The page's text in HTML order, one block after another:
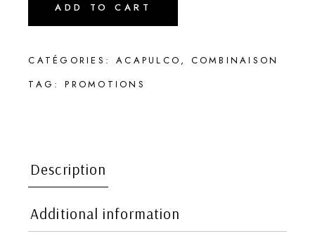
ADD TO CART
CATÉGORIES: ACAPULCO , COMBINAISON
TAG:
PROMOTIONS
Description
Additional information